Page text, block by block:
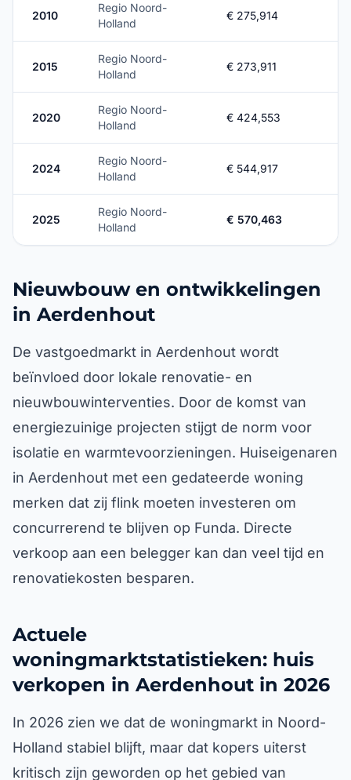
2010
Regio Noord-
Holland
€ 275,914
2015
Regio Noord-
Holland
€ 273,911
2020
Regio Noord-
Holland
€ 424,553
2024
Regio Noord-
Holland
€ 544,917
2025
Regio Noord-
Holland
€ 570,463
Nieuwbouw en ontwikkelingen
in Aerdenhout
De vastgoedmarkt in Aerdenhout wordt
beïnvloed door lokale renovatie- en
nieuwbouwinterventies. Door de komst van
energiezuinige projecten stijgt de norm voor
isolatie en warmtevoorzieningen. Huiseigenaren
in Aerdenhout met een gedateerde woning
merken dat zij flink moeten investeren om
concurrerend te blijven op Funda. Directe
verkoop aan een belegger kan dan veel tijd en
renovatiekosten besparen.
Actuele
woningmarktstatistieken: huis
verkopen in Aerdenhout in 2026
In 2026 zien we dat de woningmarkt in Noord-
Holland stabiel blijft, maar dat kopers uiterst
kritisch zijn geworden op het gebied van